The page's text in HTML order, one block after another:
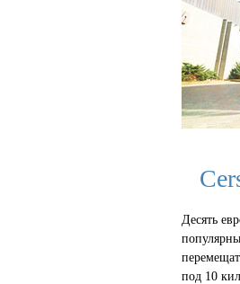
Десять
под 10